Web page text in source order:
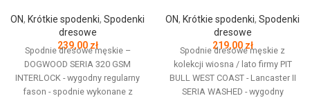
ON, Krótkie spodenki, Spodenki
dresowe
239,00 zł
Spodnie dresowe męskie –
DOGWOOD SERIA 320 GSM
INTERLOCK - wygodny regularny
fason - spodnie wykonane z
ON, Krótkie spodenki, Spodenki
dresowe
219,00 zł
Spodnie dresowe męskie z
kolekcji wiosna / lato firmy PIT
BULL WEST COAST - Lancaster II
SERIA WASHED - wygodny